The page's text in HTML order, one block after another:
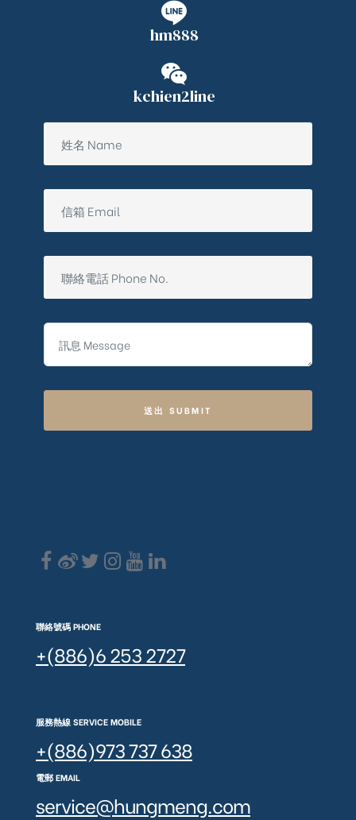
hm888
kchien2line
送出 SUBMIT
聯絡號碼 PHONE
+(886)6 253 2727
服務熱線 SERVICE MOBILE
+(886)973 737 638
電郵 EMAIL
service@hungmeng.com